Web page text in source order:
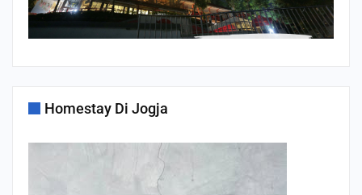
Homestay Di Jogja